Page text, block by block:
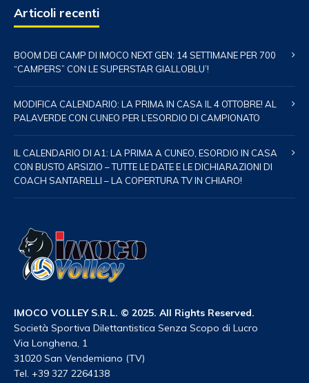
Articoli recenti
BOOM DEI CAMP DI IMOCO NEXT GEN: 14 SETTIMANE PER 700
“CAMPERS” CON LE SUPERSTAR GIALLOBLU’!
MODIFICA CALENDARIO: LA PRIMA IN CASA IL 4 OTTOBRE! AL
PALAVERDE CON CUNEO PER L’ESORDIO DI CAMPIONATO
IL CALENDARIO DI A1: LA PRIMA A CUNEO, ESORDIO IN CASA
CON BUSTO ARSIZIO – TUTTE LE DATE E LE DICHIARAZIONI DI
COACH SANTARELLI – LA COPERTURA TV IN CHIARO!
IMOCO VOLLEY S.R.L. © 2025. All Rights Reserved.
Società Sportiva Dilettantistica Senza Scopo di Lucro
Via Longhena, 1
31020 San Vendemiano (TV)
Tel. +39 327 2264138